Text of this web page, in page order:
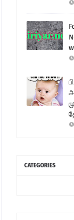
CATEGORIES